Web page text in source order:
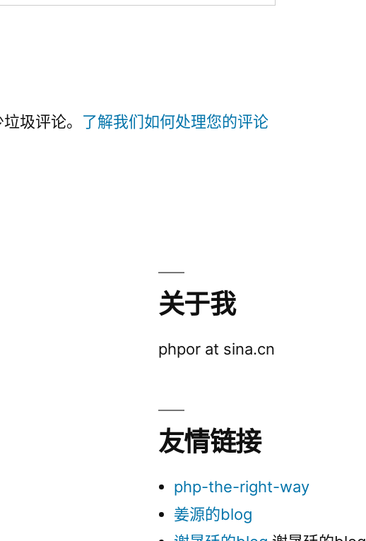
圾评论。 了解我们如何处理您的评论
关于我
phpor at sina.cn
友情链接
php-the-right-way
姜源的blog